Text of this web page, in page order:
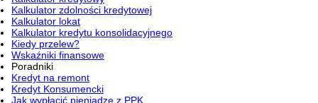
Kalkulator zdolności kredytowej
Kalkulator lokat
Kalkulator kredytu konsolidacyjnego
Kiedy przelew?
Wskaźniki finansowe
Poradniki
Kredyt na remont
Kredyt Konsumencki
Jak wypłacić pieniądze z PPK